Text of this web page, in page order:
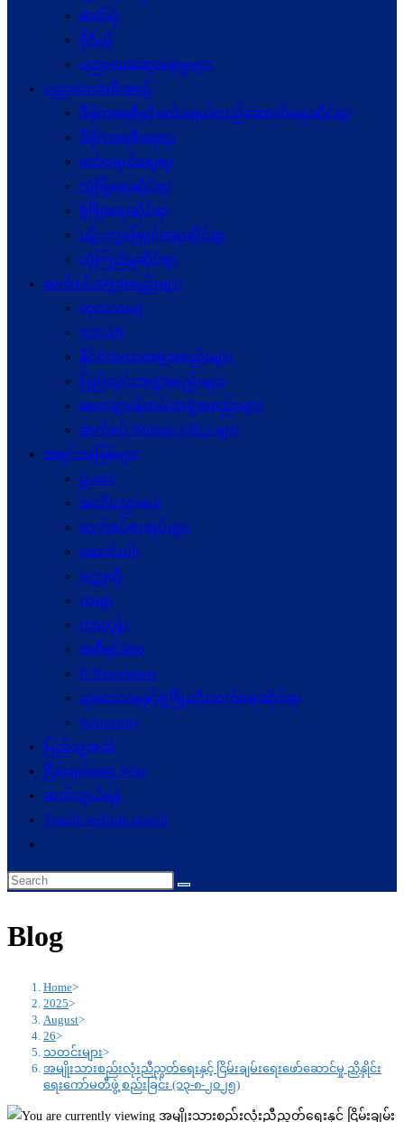
ဓာတ်ပုံ
ဗွီဒီယို
ပညာပေးဆွေးနွေးမှုများ
ပညာပေးအစီအစဉ်
ဒီမိုကရေစီနှင့်ဖက်ဒရယ်တည်ဆောက်ရေးဆိုင်ရာ
ဒီမိုကရေစီရေးရာ
ဖက်ဒရယ်ရေးရာ
လုံခြုံရေးဆိုင်ရာ
ဖွံဖြိုးရေးဆိုင်ရာ
ပဋိပက္ခ‌ဖြေရှင်းရေးဆိုင်ရာ
ယုံကြည်မှုဆိုင်ရာ
ဆက်စပ်အဖွဲ့အစည်းများ
ကုလသမဂ္ဂ
ASEAN
နိုင်ငံတကာအဖွဲ့အစည်းများ
ပြည်တွင်းအဖွဲ့အစည်းများ
စေတနာ့ဝန်ထမ်းအဖွဲ့အစည်းများ
ဆက်စပ် Website URLs များ
အရင်းအမြစ်များ
ဥပဒေ
အသိပညာပေး
ဆက်စပ်စာအုပ်များ
ဆောင်းပါး
ဝတ္ထုတို
ကဗျာ
ကာတွန်း
အစီရင်ခံစာ
E-Newsletters
သုတေသနနှင့်ဖွံ့ဖြိုးတိုးတက်ရေးဆိုင်ရာ
Acronyms
ပြည်သူ့အသံ
ငြိမ်းချမ်းရေး Wiki
ဆက်သွယ်ရန်
Toggle website search
Blog
Home>
2025>
August>
26>
သတင်းများ>
အမျိုးသားစည်းလုံးညီညွတ်ရေးနှင့် ငြိမ်းချမ်းရေးဖော်ဆောင်မှု ညှိနှိုင်း
ရေးကော်မတီဖွဲ့ စည်းခြင်း (၁၃-၈-၂၀၂၅)